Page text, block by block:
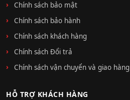
Chính sách bảo mật
Chính sách bảo hành
Chính sách khách hàng
Chính sách Đổi trả
Chính sách vận chuyển và giao hàng
HỖ TRỢ KHÁCH HÀNG